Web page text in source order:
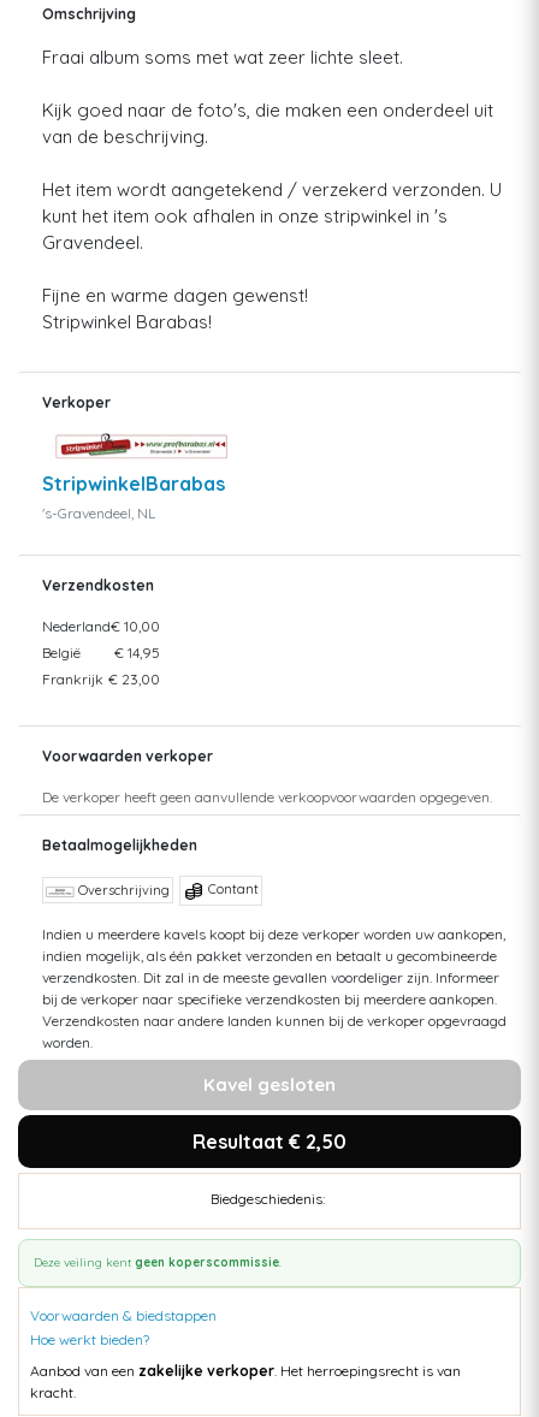
Omschrijving
Fraai album soms met wat zeer lichte sleet.
Kijk goed naar de foto's, die maken een onderdeel uit
van de beschrijving.
Het item wordt aangetekend / verzekerd verzonden. U
kunt het item ook afhalen in onze stripwinkel in 's
Gravendeel.
Fijne en warme dagen gewenst!
Stripwinkel Barabas!
Verkoper
StripwinkelBarabas
's-Gravendeel, NL
Verzendkosten
Nederland€ 10,00
België
€ 14,95
Frankrijk € 23,00
Voorwaarden verkoper
De verkoper heeft geen aanvullende verkoopvoorwaarden opgegeven.
Betaalmogelijkheden
Overschrijving Contant
Indien u meerdere kavels koopt bij deze verkoper worden uw aankopen,
indien mogelijk, als één pakket verzonden en betaalt u gecombineerde
verzendkosten. Dit zal in de meeste gevallen voordeliger zijn. Informeer
bij de verkoper naar specifieke verzendkosten bij meerdere aankopen.
Verzendkosten naar andere landen kunnen bij de verkoper opgevraagd
worden.
Kavel gesloten
Resultaat € 2,50
Biedgeschiedenis:
Deze veiling kent geen koperscommissie.
Voorwaarden & biedstappen
Hoe werkt bieden?
Aanbod van een zakelijke verkoper . Het herroepingsrecht is van
kracht.